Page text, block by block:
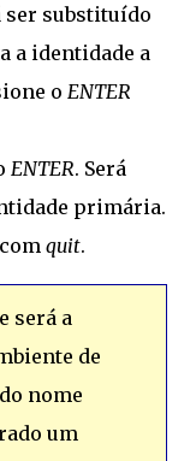
ser substituído
a identidade a
o ENTER
ENTER. Será
primária.
quit.
será a
de
nome
um